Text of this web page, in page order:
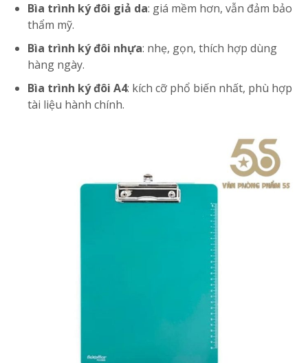
Bìa trình ký đôi giả da: giá mềm hơn, vẫn đảm bảo
thẩm mỹ.
Bìa trình ký đôi nhựa: nhẹ, gọn, thích hợp dùng
hàng ngày.
Bìa trình ký đôi A4: kích cỡ phổ biến nhất, phù hợp
tài liệu hành chính.